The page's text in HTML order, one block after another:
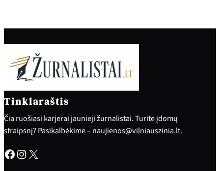
Tinklaraštis
Čia ruošiasi karjerai jaunieji žurnalistai. Turite įdomų
straipsnį? Pasikalbėkime – naujienos@vilniauszinia.lt.
Facebook Instagram X